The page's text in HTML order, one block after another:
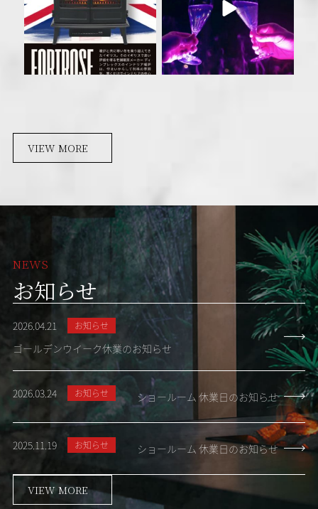
VIEW MORE
NEWS
お知らせ
2026.04.21 お知らせ
ゴールデンウイーク休業のお知らせ
2026.03.24 お知らせ ショールーム 休業日のお知らせ
2025.11.19 お知らせ ショールーム 休業日のお知らせ
VIEW MORE